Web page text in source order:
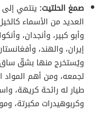
صمغ الحلتيت: ينتمي إلى
العديد من الأسماء
وأبو كبير، وأنجدان،
إيران، والهند،
ويُستخرج منها بشقّ ساق
لجمعه، ومن أهم المواد
طيار له رائحة كريهة،
وكربوهيدرات مكبرتة،